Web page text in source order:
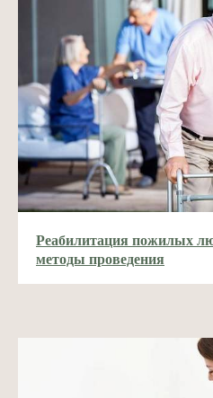
Реабилитация пожилых
методы проведения